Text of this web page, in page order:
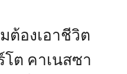
มต้องเอาชีวิต
โต คาเนสซา